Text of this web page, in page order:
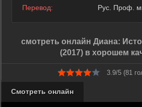
Перевод: Рус. Проф.
смотреть онлайн Диана:
(2017) в хорошем
3.9/5 (81
Смотреть онлайн